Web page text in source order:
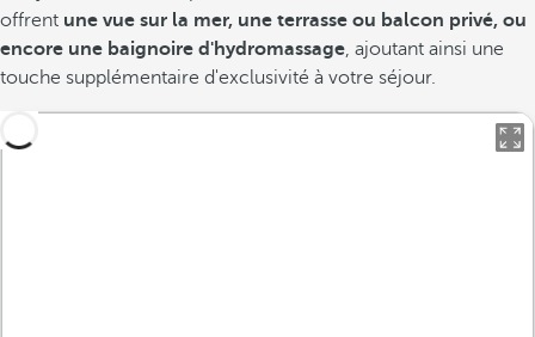
offrent une vue sur la mer, une terrasse ou balcon privé, ou
encore une baignoire d'hydromassage, ajoutant ainsi une
touche supplémentaire d'exclusivité à votre séjour.